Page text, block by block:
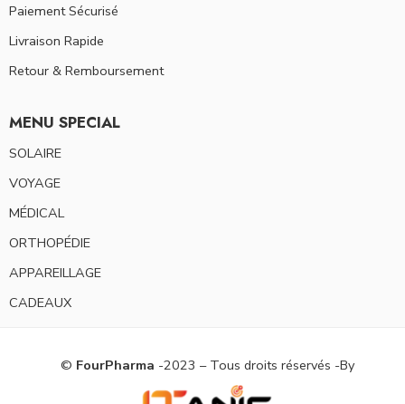
Paiement Sécurisé
Livraison Rapide
Retour & Remboursement
MENU SPECIAL
SOLAIRE
VOYAGE
MÉDICAL
ORTHOPÉDIE
APPAREILLAGE
CADEAUX
© FourPharma -2023 – Tous droits réservés -By